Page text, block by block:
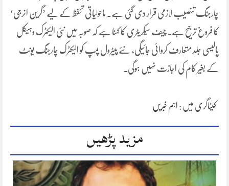
چارجنگ تنصیب لازمی قرار دی گئی ہے۔ ماحولیاتی تحفظ کے لیے ’گرین انرجی‘
کا فروغ ترجیح ہے۔ چیف سیکریٹری کا کہنا ہے کہ صوبہ میں نئی الیکٹرک وہیکل
پالیسی جلد متعارف کروائی جائیگی، نئے پیٹرول پمپ کو الیکٹرک چارجنگ یونٹ
کے بغیر کام کی اجازت نہیں ہوگی۔
کیٹاگری میں : اہم خبریں
مزید پڑھیں